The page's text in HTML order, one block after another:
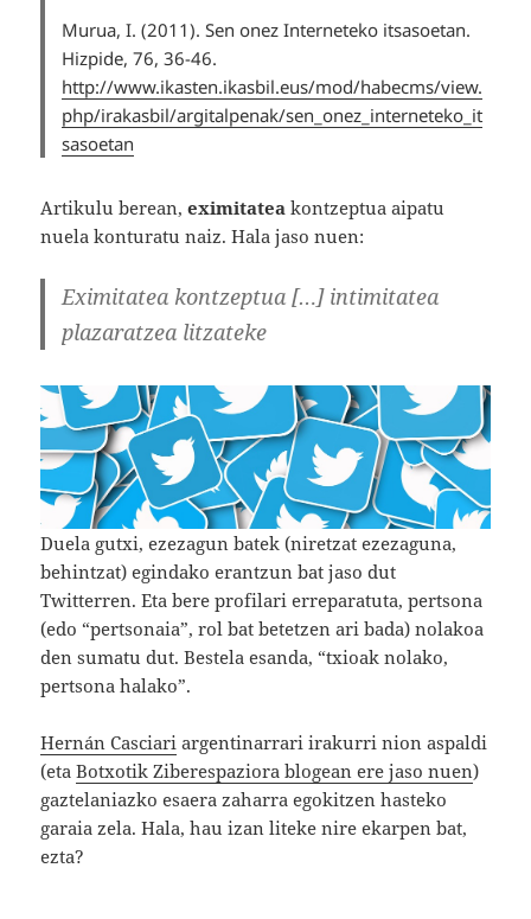
Murua, I. (2011). Sen onez Interneteko itsasoetan.
Hizpide, 76,36-46.
http://www.ikasten.ikasbil.eus/mod/habecms/view.
php/irakasbil/argitalpenak/sen_onez_interneteko_it
sasoetan
Artikulu berean,eximitatea kontzeptua aipatu
nuela konturatu naiz. Hala jaso nuen:
Eximitatea kontzeptua […] intimitatea
plazaratzea litzateke
Duela gutxi, ezezagun batek (niretzat ezezaguna,
behintzat) egindako erantzun bat jaso dut
Twitterren. Eta bere profilari erreparatuta, pertsona
(edo “pertsonaia”, rol bat betetzen ari bada) nolakoa
den sumatu dut. Bestela esanda, “txioak nolako,
pertsona halako”.
Hernán Casciari argentinarrari irakurri nion aspaldi
(etaBotxotik Ziberespaziora blogean ere jaso nuen)
gaztelaniazko esaera zaharra egokitzen hasteko
garaia zela. Hala, hau izan liteke nire ekarpen bat,
ezta?